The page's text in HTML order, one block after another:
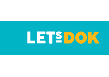
to
content
Fußzeile
springen
LETsDOK
Bundesweite